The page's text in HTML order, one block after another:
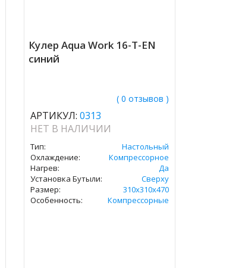
Кулер Aqua Work 16-T-EN
синий
( 0 отзывов )
АРТИКУЛ: 0313
НЕТ В НАЛИЧИИ
Тип:
Настольный
Охлаждение:
Компрессорное
Нагрев:
Да
Установка Бутыли:
Сверху
Размер:
310х310х470
Особенность:
Компрессорные